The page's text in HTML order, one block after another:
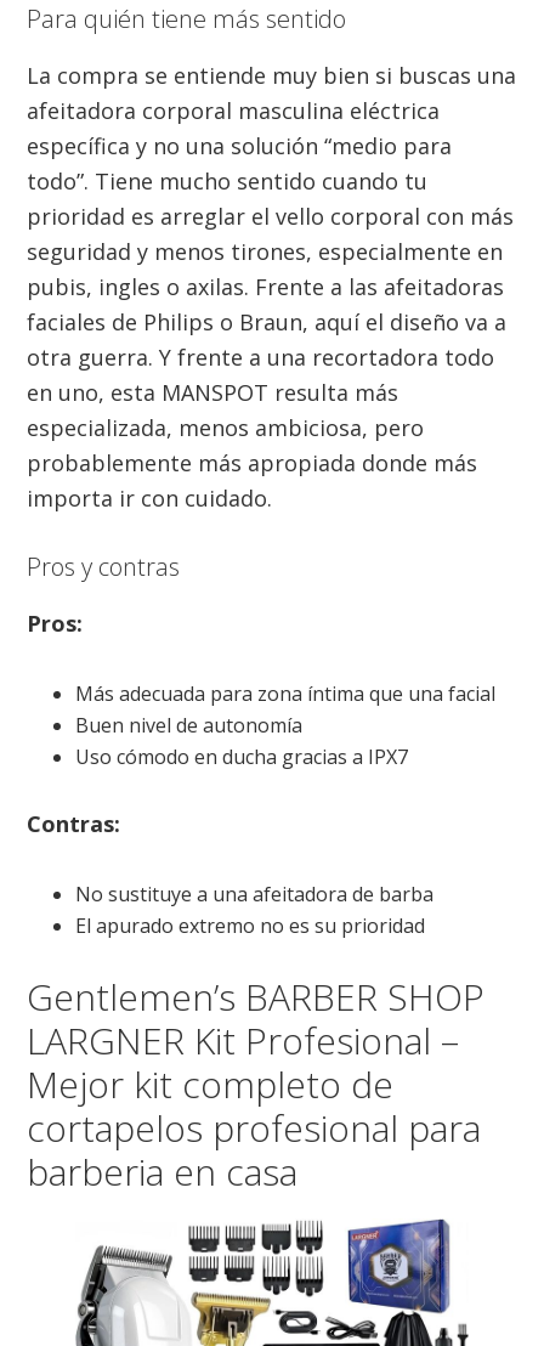
Para quién tiene más sentido
La compra se entiende muy bien si buscas una
afeitadora corporal masculina eléctrica
específica y no una solución “medio para
todo”. Tiene mucho sentido cuando tu
prioridad es arreglar el vello corporal con más
seguridad y menos tirones, especialmente en
pubis, ingles o axilas. Frente a las afeitadoras
faciales de Philips o Braun, aquí el diseño va a
otra guerra. Y frente a una recortadora todo
en uno, esta MANSPOT resulta más
especializada, menos ambiciosa, pero
probablemente más apropiada donde más
importa ir con cuidado.
Pros y contras
Pros:
Más adecuada para zona íntima que una facial
Buen nivel de autonomía
Uso cómodo en ducha gracias a IPX7
Contras:
No sustituye a una afeitadora de barba
El apurado extremo no es su prioridad
Gentlemen’s BARBER SHOP
LARGNER Kit Profesional –
Mejor kit completo de
cortapelos profesional para
barberia en casa